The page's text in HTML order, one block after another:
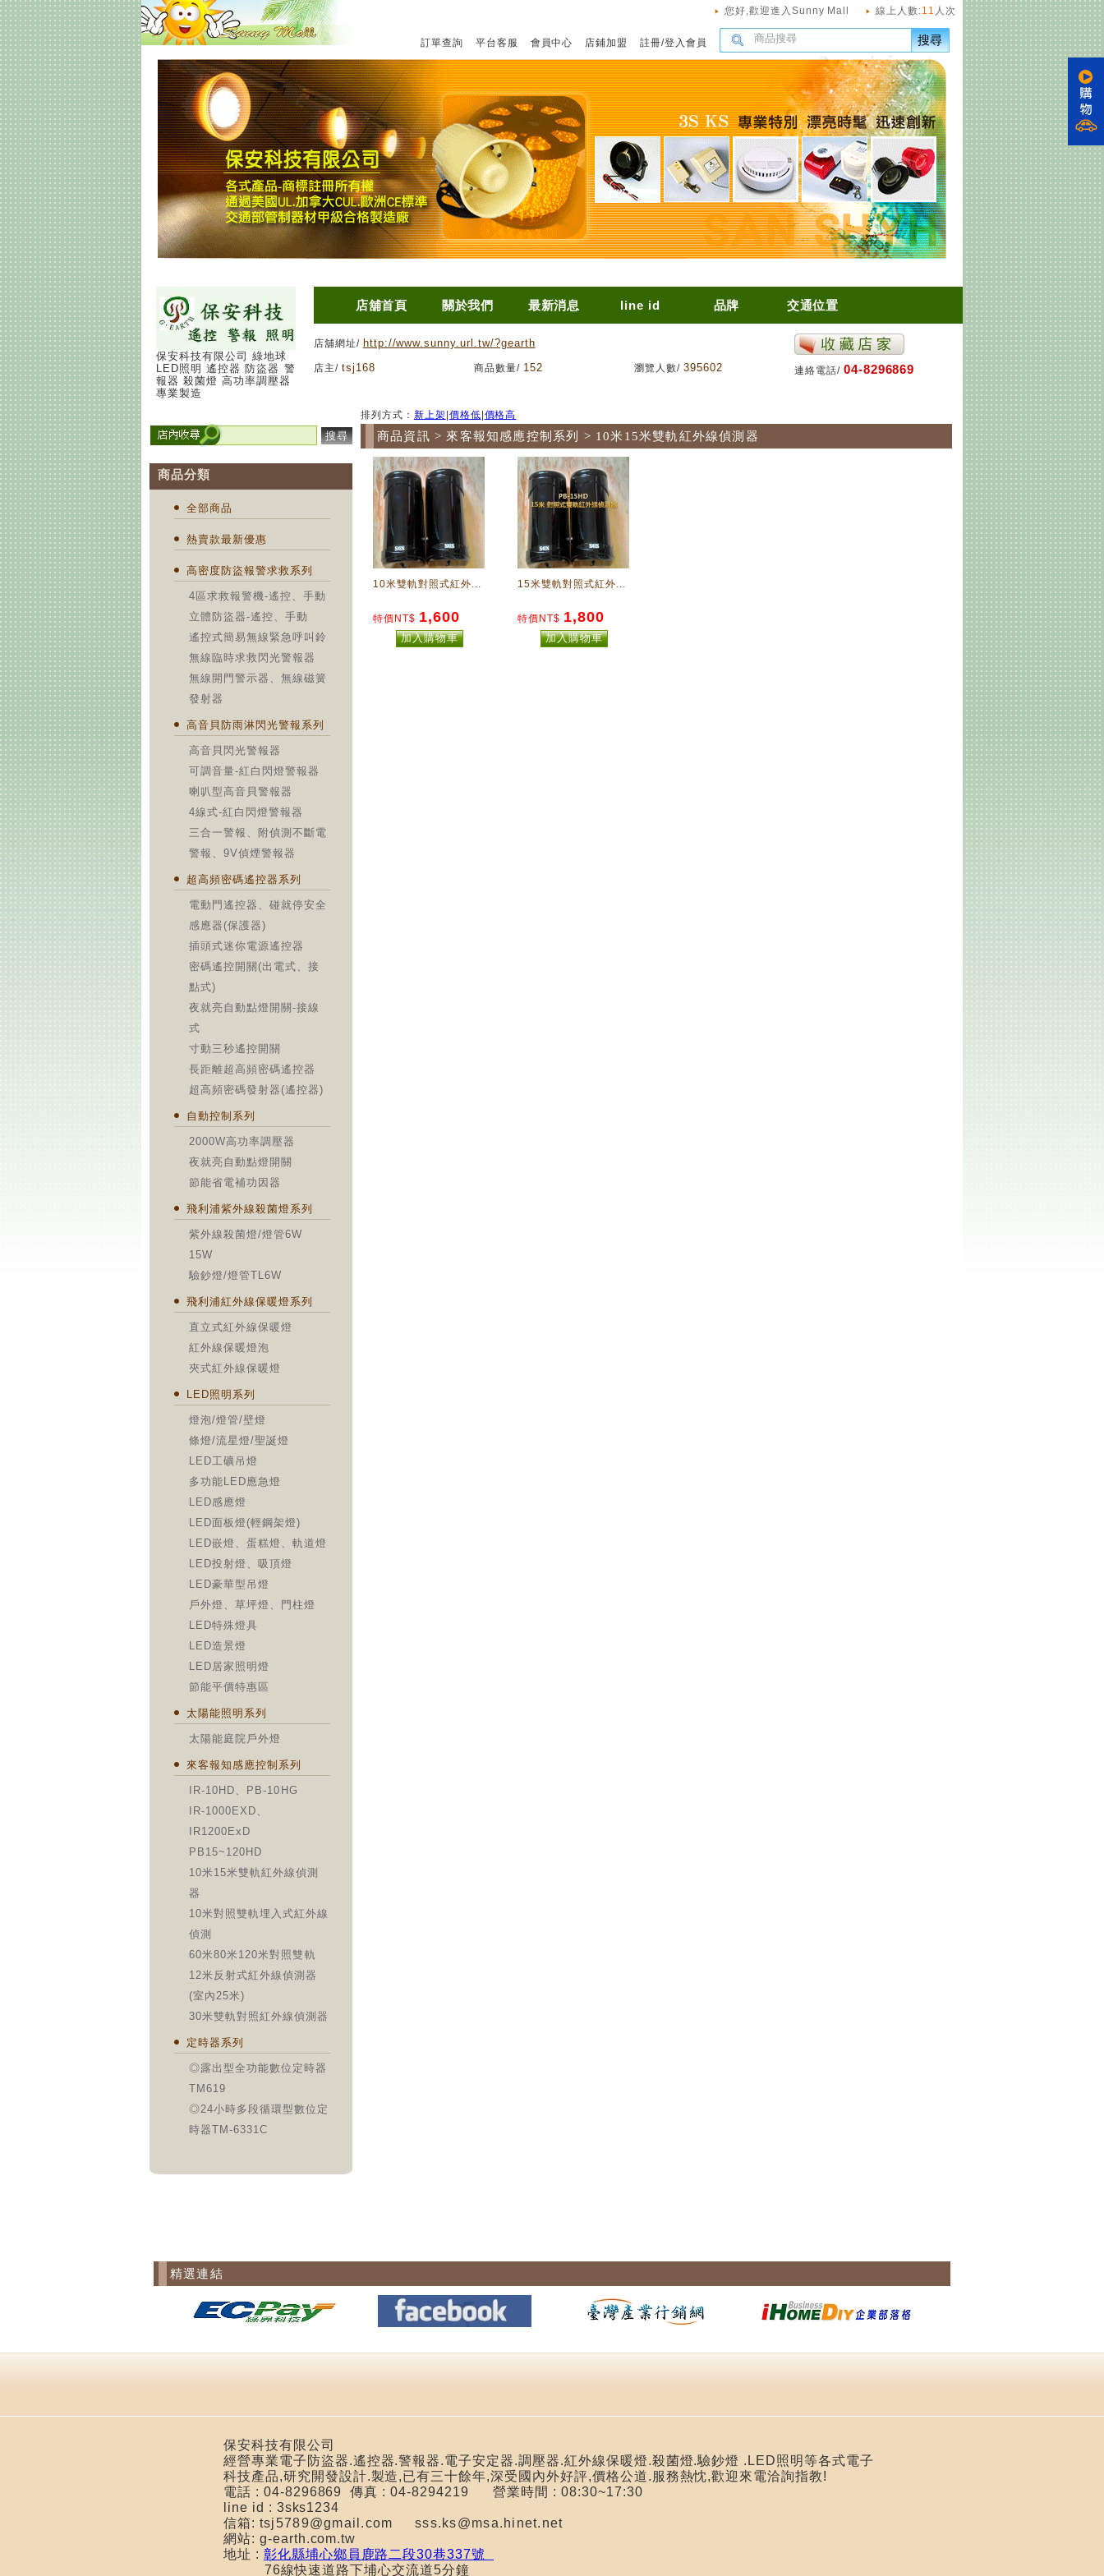
線上人數:11 人次
您好,歡迎進入Sunny Mall
註冊/登入會員
店鋪加盟
會員中心
平台客服
訂單查詢 搜尋
保安科技有限公司 綠地球
LED照明 遙控器 防盜器 警
報器 殺菌燈 高功率調壓器
專業製造
店舖首頁 關於我們 最新消息 line id 品牌 交通位置
店舖網址/ http://www.sunny.url.tw/?gearth
店主/ tsj168 商品數量/ 152 瀏覽人數/ 395602 連絡電話/ 04-8296869
搜尋
商品分類
全部商品
熱賣款最新優惠
高密度防盜報警求救系列
4區求救報警機-遙控、手動
立體防盜器-遙控、手動
遙控式簡易無線緊急呼叫鈴
無線臨時求救閃光警報器
無線開門警示器、無線磁簧
發射器
高音貝防雨淋閃光警報系列
高音貝閃光警報器
可調音量-紅白閃燈警報器
喇叭型高音貝警報器
4線式-紅白閃燈警報器
三合一警報、附偵測不斷電
警報、9V偵煙警報器
超高頻密碼遙控器系列
電動門遙控器、碰就停安全
感應器(保護器)
插頭式迷你電源遙控器
密碼遙控開關(出電式、接
點式)
夜就亮自動點燈開關-接線
式
寸動三秒遙控開關
長距離超高頻密碼遙控器
超高頻密碼發射器(遙控器)
自動控制系列
2000W高功率調壓器
夜就亮自動點燈開關
節能省電補功因器
飛利浦紫外線殺菌燈系列
紫外線殺菌燈/燈管6W
15W
驗鈔燈/燈管TL6W
飛利浦紅外線保暖燈系列
直立式紅外線保暖燈
紅外線保暖燈泡
夾式紅外線保暖燈
LED照明系列
燈泡/燈管/壁燈
條燈/流星燈/聖誕燈
LED工礦吊燈
多功能LED應急燈
LED感應燈
LED面板燈(輕鋼架燈)
LED嵌燈、蛋糕燈、軌道燈
LED投射燈、吸頂燈
LED豪華型吊燈
戶外燈、草坪燈、門柱燈
LED特殊燈具
LED造景燈
LED居家照明燈
節能平價特惠區
太陽能照明系列
太陽能庭院戶外燈
來客報知感應控制系列
IR-10HD、PB-10HG
IR-1000EXD、
IR1200ExD
PB15~120HD
10米15米雙軌紅外線偵測
器
10米對照雙軌埋入式紅外線
偵測
60米80米120米對照雙軌
12米反射式紅外線偵測器
(室內25米)
30米雙軌對照紅外線偵測器
定時器系列
◎露出型全功能數位定時器
TM619
◎24小時多段循環型數位定
時器TM-6331C
排列方式： 新上架 價格低 價格高
商品資訊 > 來客報知感應控制系列 > 10米15米雙軌紅外線偵測器
10米雙軌對照式紅外...
特價NT$ 1,600
加入購物車
15米雙軌對照式紅外...
特價NT$ 1,800
加入購物車
精選連結
保安科技有限公司
經營專業電子防盜器.遙控器.警報器.電子安定器.調壓器.紅外線保暖燈.殺菌燈.驗鈔燈 .LED照明等各式電子
科技產品,研究開發設計.製造,已有三十餘年,深受國內外好評,價格公道.服務熱忱,歡迎來電洽詢指教!
電話 : 04-8296869 傳真 : 04-8294219營業時間 : 08:30~17:30
line id : 3sks1234
信箱: tsj5789@gmail.comsss.ks@msa.hinet.net
網站: g-earth.com.tw
地址 : 彰化縣埔心鄉員鹿路二段30巷337號
76線快速道路下埔心交流道5分鐘